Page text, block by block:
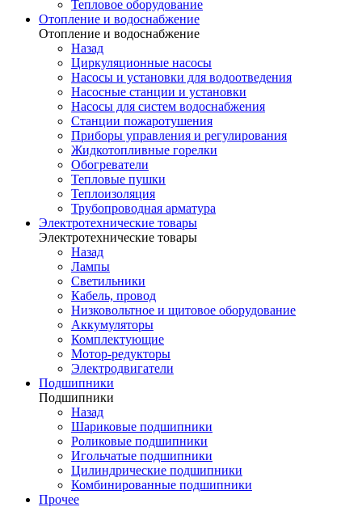
Тепловое оборудование
Отопление и водоснабжение
Отопление и водоснабжение
Назад
Циркуляционные насосы
Насосы и установки для водоотведения
Насосные станции и установки
Насосы для систем водоснабжения
Станции пожаротушения
Приборы управления и регулирования
Жидкотопливные горелки
Обогреватели
Тепловые пушки
Теплоизоляция
Трубопроводная арматура
Электротехнические товары
Электротехнические товары
Назад
Лампы
Светильники
Кабель, провод
Низковольтное и щитовое оборудование
Аккумуляторы
Комплектующие
Мотор-редукторы
Электродвигатели
Подшипники
Подшипники
Назад
Шариковые подшипники
Роликовые подшипники
Игольчатые подшипники
Цилиндрические подшипники
Комбинированные подшипники
Прочее